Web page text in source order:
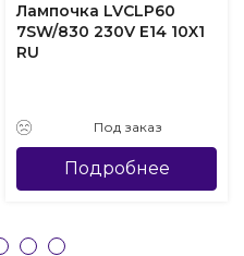
Лампочка LVCLP60
7SW/830 230V E14 10X1
RU
Под заказ
Подробнее